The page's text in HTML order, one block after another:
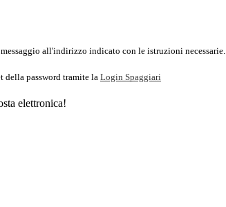
all'indirizzo indicato con le istruzioni necessarie.
della password tramite la Login Spaggiari
elettronica!